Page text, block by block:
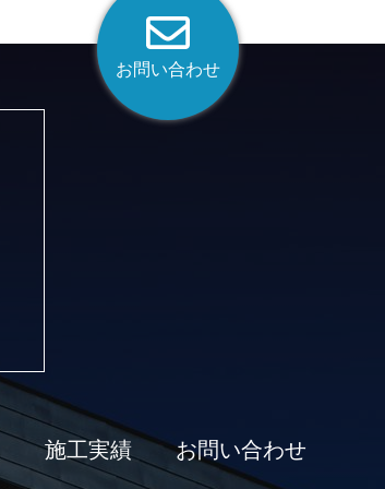
お問い合わせ
施工実績 お問い合わせ